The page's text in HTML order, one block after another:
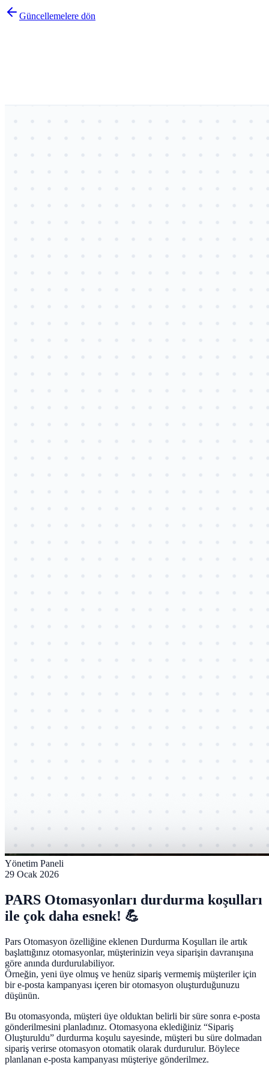
Güncellemelere dön
Yönetim Paneli
29 Ocak 2026
PARS Otomasyonları durdurma koşulları
ile çok daha esnek! 💪
Pars Otomasyon özelliğine eklenen Durdurma Koşulları ile artık
başlattığınız otomasyonlar, müşterinizin veya siparişin davranışına
göre anında durdurulabiliyor.
Örneğin, yeni üye olmuş ve henüz sipariş vermemiş müşteriler için
bir e-posta kampanyası içeren bir otomasyon oluşturduğunuzu
düşünün.
Bu otomasyonda, müşteri üye olduktan belirli bir süre sonra e-posta
gönderilmesini planladınız. Otomasyona eklediğiniz “Sipariş
Oluşturuldu” durdurma koşulu sayesinde, müşteri bu süre dolmadan
sipariş verirse otomasyon otomatik olarak durdurulur. Böylece
planlanan e-posta kampanyası müşteriye gönderilmez.